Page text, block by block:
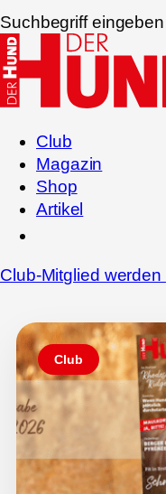
Suchbegriff eingeben
Club
Magazin
Shop
Artikel
Club-Mitglied werden
Club